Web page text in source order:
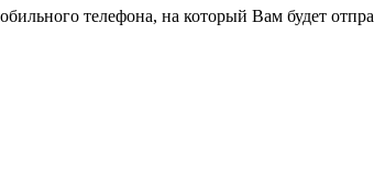
телефона, на который Вам будет